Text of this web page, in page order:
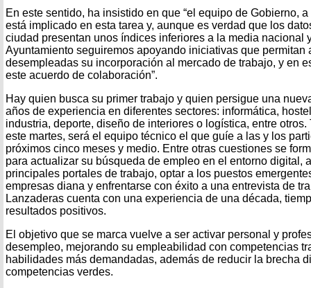
En este sentido, ha insistido en que “el equipo de Gobierno,
está implicado en esta tarea y, aunque es verdad que los
ciudad presentan unos índices inferiores a la media nacional
Ayuntamiento seguiremos apoyando iniciativas que permitan
desempleadas su incorporación al mercado de trabajo, y en
este acuerdo de colaboración”.
Hay quien busca su primer trabajo y quien persigue una
años de experiencia en diferentes sectores: informática,
industria, deporte, diseño de interiores o logística, entre
este martes, será el equipo técnico el que guíe a las y los
próximos cinco meses y medio. Entre otras cuestiones se
para actualizar su búsqueda de empleo en el entorno digital,
principales portales de trabajo, optar a los puestos
empresas diana y enfrentarse con éxito a una entrevista de
Lanzaderas cuenta con una experiencia de una década,
resultados positivos.
El objetivo que se marca vuelve a ser activar personal y
desempleo, mejorando su empleabilidad con competencias
habilidades más demandadas, además de reducir la brecha
competencias verdes.